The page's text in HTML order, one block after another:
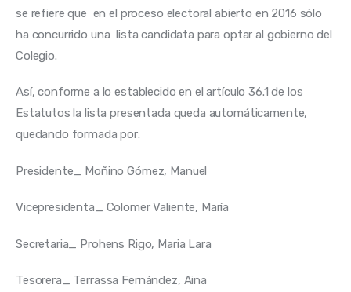
se refiere que  en el proceso electoral abierto en 2016 sólo
ha concurrido una  lista candidata para optar al gobierno del
Colegio.
Así, conforme a lo establecido en el artículo 36.1 de los
Estatutos la lista presentada queda automáticamente,
quedando formada por:
Presidente_ Moñino Gómez, Manuel
Vicepresidenta_ Colomer Valiente, María
Secretaria_ Prohens Rigo, Maria Lara
Tesorera_ Terrassa Fernández, Aina